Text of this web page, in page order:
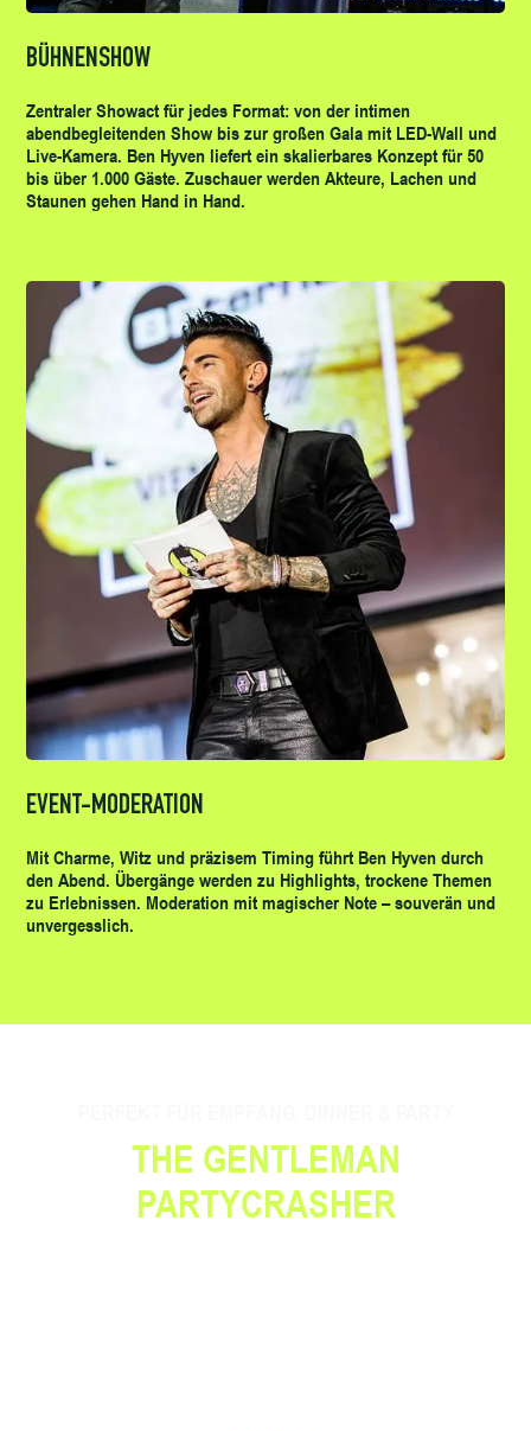
BÜHNENSHOW
Zentraler Showact für jedes Format: von der intimen
abendbegleitenden Show bis zur großen Gala mit LED-Wall und
Live-Kamera. Ben Hyven liefert ein skalierbares Konzept für 50
bis über 1.000 Gäste. Zuschauer werden Akteure, Lachen und
Staunen gehen Hand in Hand.
EVENT-MODERATION
Mit Charme, Witz und präzisem Timing führt Ben Hyven durch
den Abend. Übergänge werden zu Highlights, trockene Themen
zu Erlebnissen. Moderation mit magischer Note – souverän und
unvergesslich.
THE GENTLEMAN
PARTYCRASHER